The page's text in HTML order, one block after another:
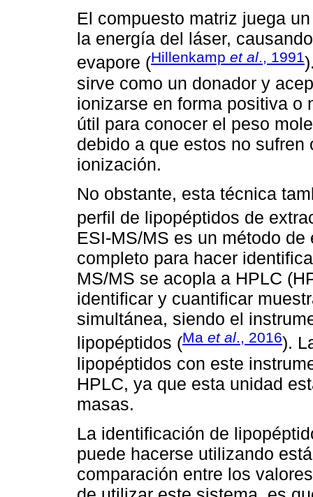
El compuesto matriz juega
la energía del láser,
evapore (Hillenkamp et al., 1991
sirve como un donador y
ionizarse en forma positiva o
útil para conocer el peso
debido a que estos no
ionización.
No obstante, esta técnica
perfil de lipopéptidos de
ESI-MS/MS es un método
completo para hacer
MS/MS se acopla a HPLC
identificar y cuantificar
simultánea, siendo el
lipopéptidos (Ma et al., 2016).
lipopéptidos con este
HPLC, ya que esta unidad
masas.
La identificación de
puede hacerse utilizando
comparación entre los